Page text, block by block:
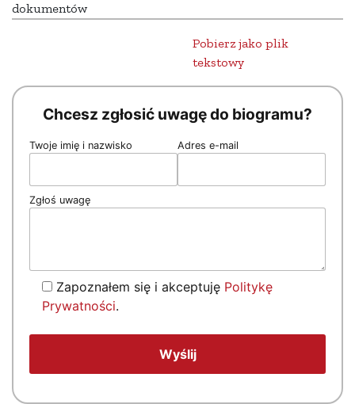
dokumentów
Pobierz jako plik
tekstowy
Chcesz zgłosić uwagę do biogramu?
Twoje imię i nazwisko Adres e-mail
Zgłoś uwagę
Zapoznałem się i akceptuję Politykę
Prywatności.